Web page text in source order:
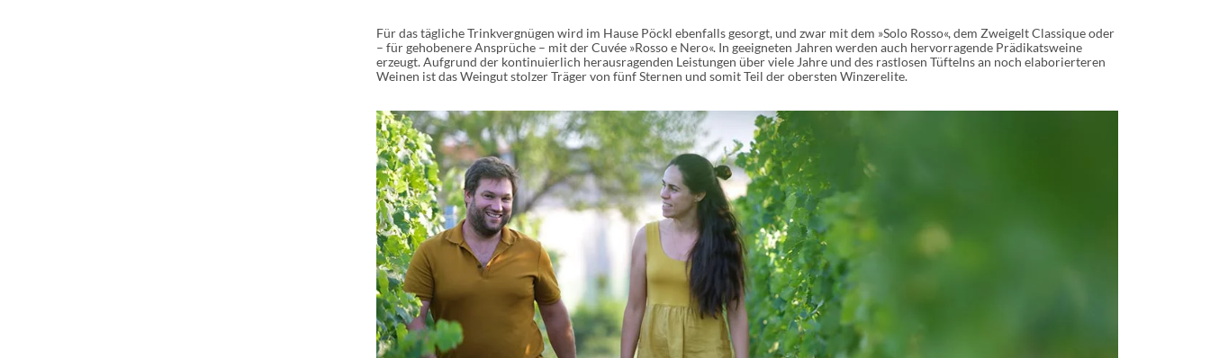
Für das tägliche Trinkvergnügen wird im Hause Pöckl ebenfalls gesorgt, und zwar mit dem »Solo Rosso«, dem Zweigelt Classique oder
– für gehobenere Ansprüche – mit der Cuvée »Rosso e Nero«. In geeigneten Jahren werden auch hervorragende Prädikatsweine
erzeugt. Aufgrund der kontinuierlich herausragenden Leistungen über viele Jahre und des rastlosen Tüftelns an noch elaborierteren
Weinen ist das Weingut stolzer Träger von fünf Sternen und somit Teil der obersten Winzerelite.